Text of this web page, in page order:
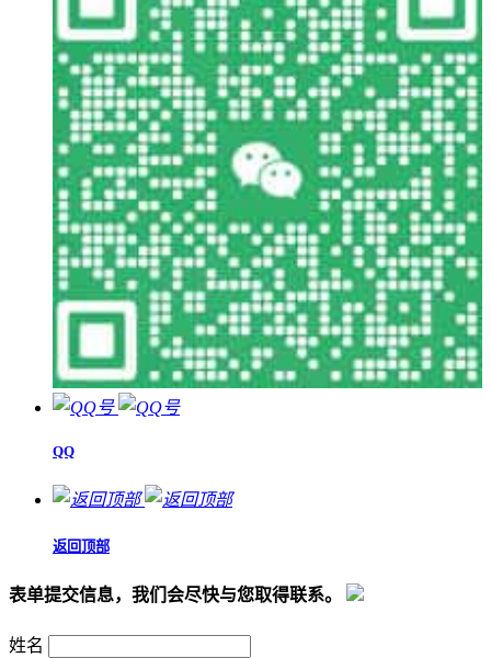
QQ
返回顶部
表单提交信息，我们会尽快与您取得联系。
姓名